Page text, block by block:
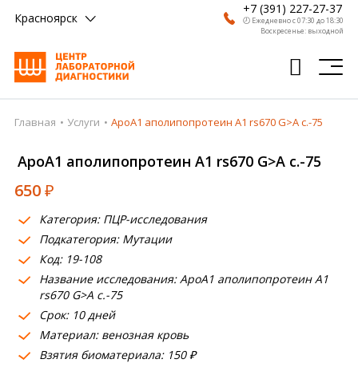
Красноярск
+7 (391) 227-27-37
🕗 Ежедневно с 07:30 до 18:30
Воскресенье: выходной
Главная
Анализы
Врачи
Получить результат
Пациентам
О компании
Где сдать
Партнерам
Главная Услуги ApoA1 аполипопротеин А1 rs670 G>A c.-75
ApoA1 аполипопротеин А1 rs670 G>A c.-75
650₽
Категория: ПЦР-исследования
Подкатегория: Мутации
Код: 19-108
Название исследования: ApoA1 аполипопротеин А1
rs670 G>A c.-75
Срок: 10 дней
Материал: венозная кровь
Взятия биоматериала: 150 ₽